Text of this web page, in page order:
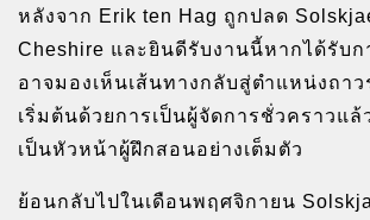
หลังจาก Erik ten Hag ถูกปลด
Cheshire และยินดีรับงานนี้หากได้รับก
อาจมองเห็นเส้นทางกลับสู่ตำแหน่งถาว
เริ่มต้นด้วยการเป็นผู้จัดการชั่วคราวแล้
เป็นหัวหน้าผู้ฝึกสอนอย่างเต็มตัว
ย้อนกลับไปในเดือนพฤศจิกายน